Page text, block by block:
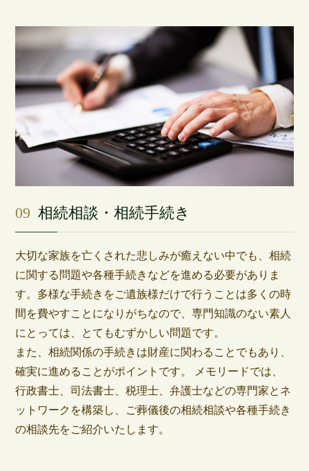
09 相続相談・相続手続き
大切な家族を亡くされた悲しみが癒えない中でも、相続
に関する問題や各種手続きなどを進める必要がありま
す。多様な手続きをご遺族様だけで行うことは多くの時
間を費やすことになりがちなので、専門知識のない素人
にとっては、とてもむずかしい問題です。
また、相続関係の手続きは財産に関わることでもあり、
確実に進めることがポイントです。 メモリードでは、
行政書士、司法書士、税理士、弁護士などの専門家とネ
ットワークを構築し、ご葬儀後の相続相談や各種手続き
の相談先をご紹介いたします。